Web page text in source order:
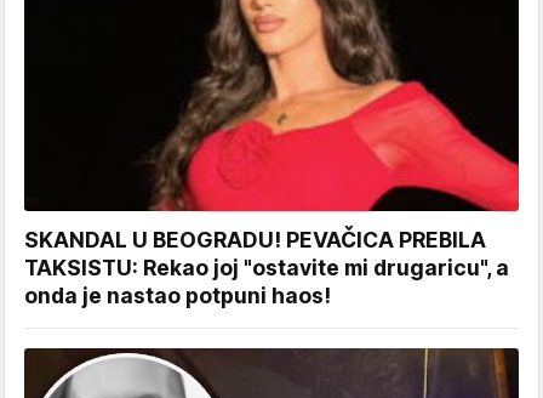
SKANDAL U BEOGRADU! PEVAČICA PREBILA
TAKSISTU: Rekao joj "ostavite mi drugaricu", a
onda je nastao potpuni haos!